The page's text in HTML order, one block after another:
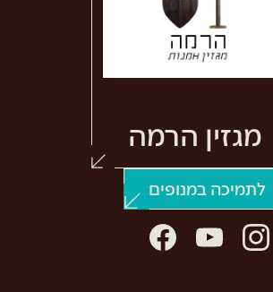
מגזין הרמה
לתמיכה במנופים >
instagram
youtube
facebook